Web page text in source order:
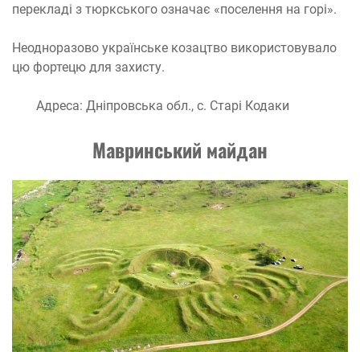
перекладі з тюркського означає «поселення на горі».
Неодноразово українське козацтво використовувало
цю фортецю для захисту.
Адреса: Дніпровська обл., с. Старі Кодаки
Мавринський майдан